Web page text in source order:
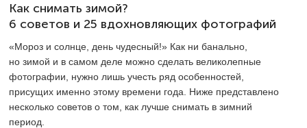
Как снимать зимой?
6 советов и 25 вдохновляющих фотографий
«Мороз и солнце, день чудесный!» Как ни банально,
но зимой и в самом деле можно сделать великолепные
фотографии, нужно лишь учесть ряд особенностей,
присущих именно этому времени года. Ниже представлено
несколько советов о том, как лучше снимать в зимний
период.